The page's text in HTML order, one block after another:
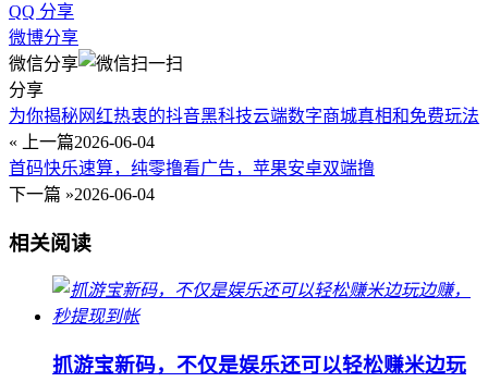
QQ 分享
微博分享
微信分享
分享
为你揭秘网红热衷的抖音黑科技云端数字商城真相和免费玩法
« 上一篇2026-06-04
首码快乐速算，纯零撸看广告，苹果安卓双端撸
下一篇 »2026-06-04
相关阅读
抓游宝新码，不仅是娱乐还可以轻松赚米边玩